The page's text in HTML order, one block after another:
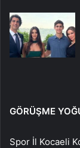
GÖRÜŞME
Spor İl Kocaeli